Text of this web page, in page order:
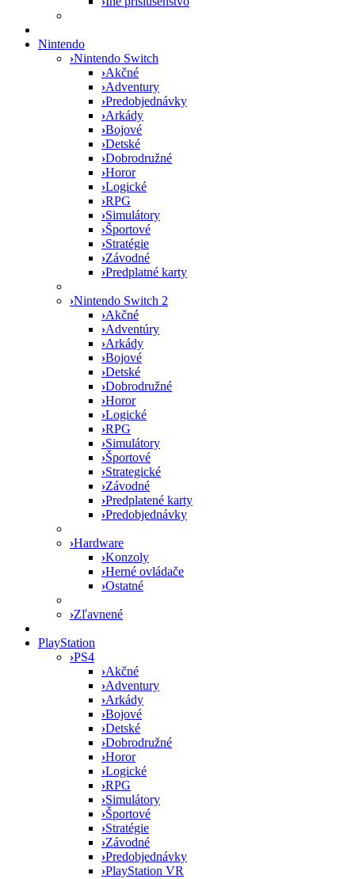
Nintendo
›Nintendo Switch
›Akčné
›Adventury
›Predobjednávky
›Arkády
›Bojové
›Detské
›Dobrodružné
›Horor
›Logické
›RPG
›Simulátory
›Športové
›Stratégie
›Závodné
›Predplatné karty
›Nintendo Switch 2
›Akčné
›Adventúry
›Arkády
›Bojové
›Detské
›Dobrodružné
›Horor
›Logické
›RPG
›Simulátory
›Športové
›Strategické
›Závodné
›Predplatené karty
›Predobjednávky
›Hardware
›Konzoly
›Herné ovládače
›Ostatné
›Zľavnené
PlayStation
›PS4
›Akčné
›Adventury
›Arkády
›Bojové
›Detské
›Dobrodružné
›Horor
›Logické
›RPG
›Simulátory
›Športové
›Stratégie
›Závodné
›Predobjednávky
›PlayStation VR